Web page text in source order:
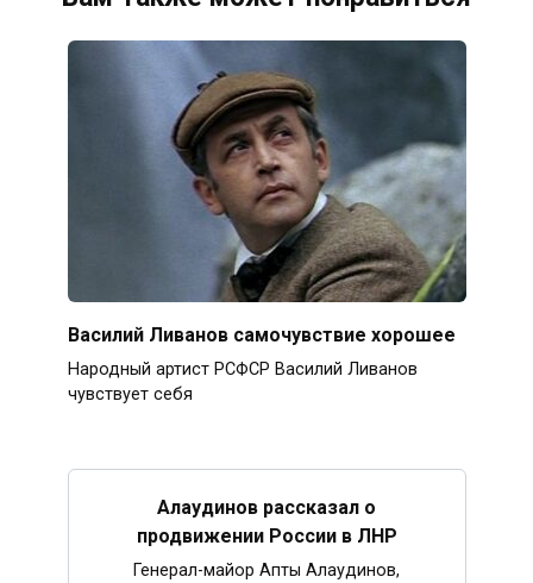
Василий Ливанов самочувствие хорошее
Народный артист РСФСР Василий Ливанов
чувствует себя
Алаудинов рассказал о
продвижении России в ЛНР
Генерал-майор Апты Алаудинов,